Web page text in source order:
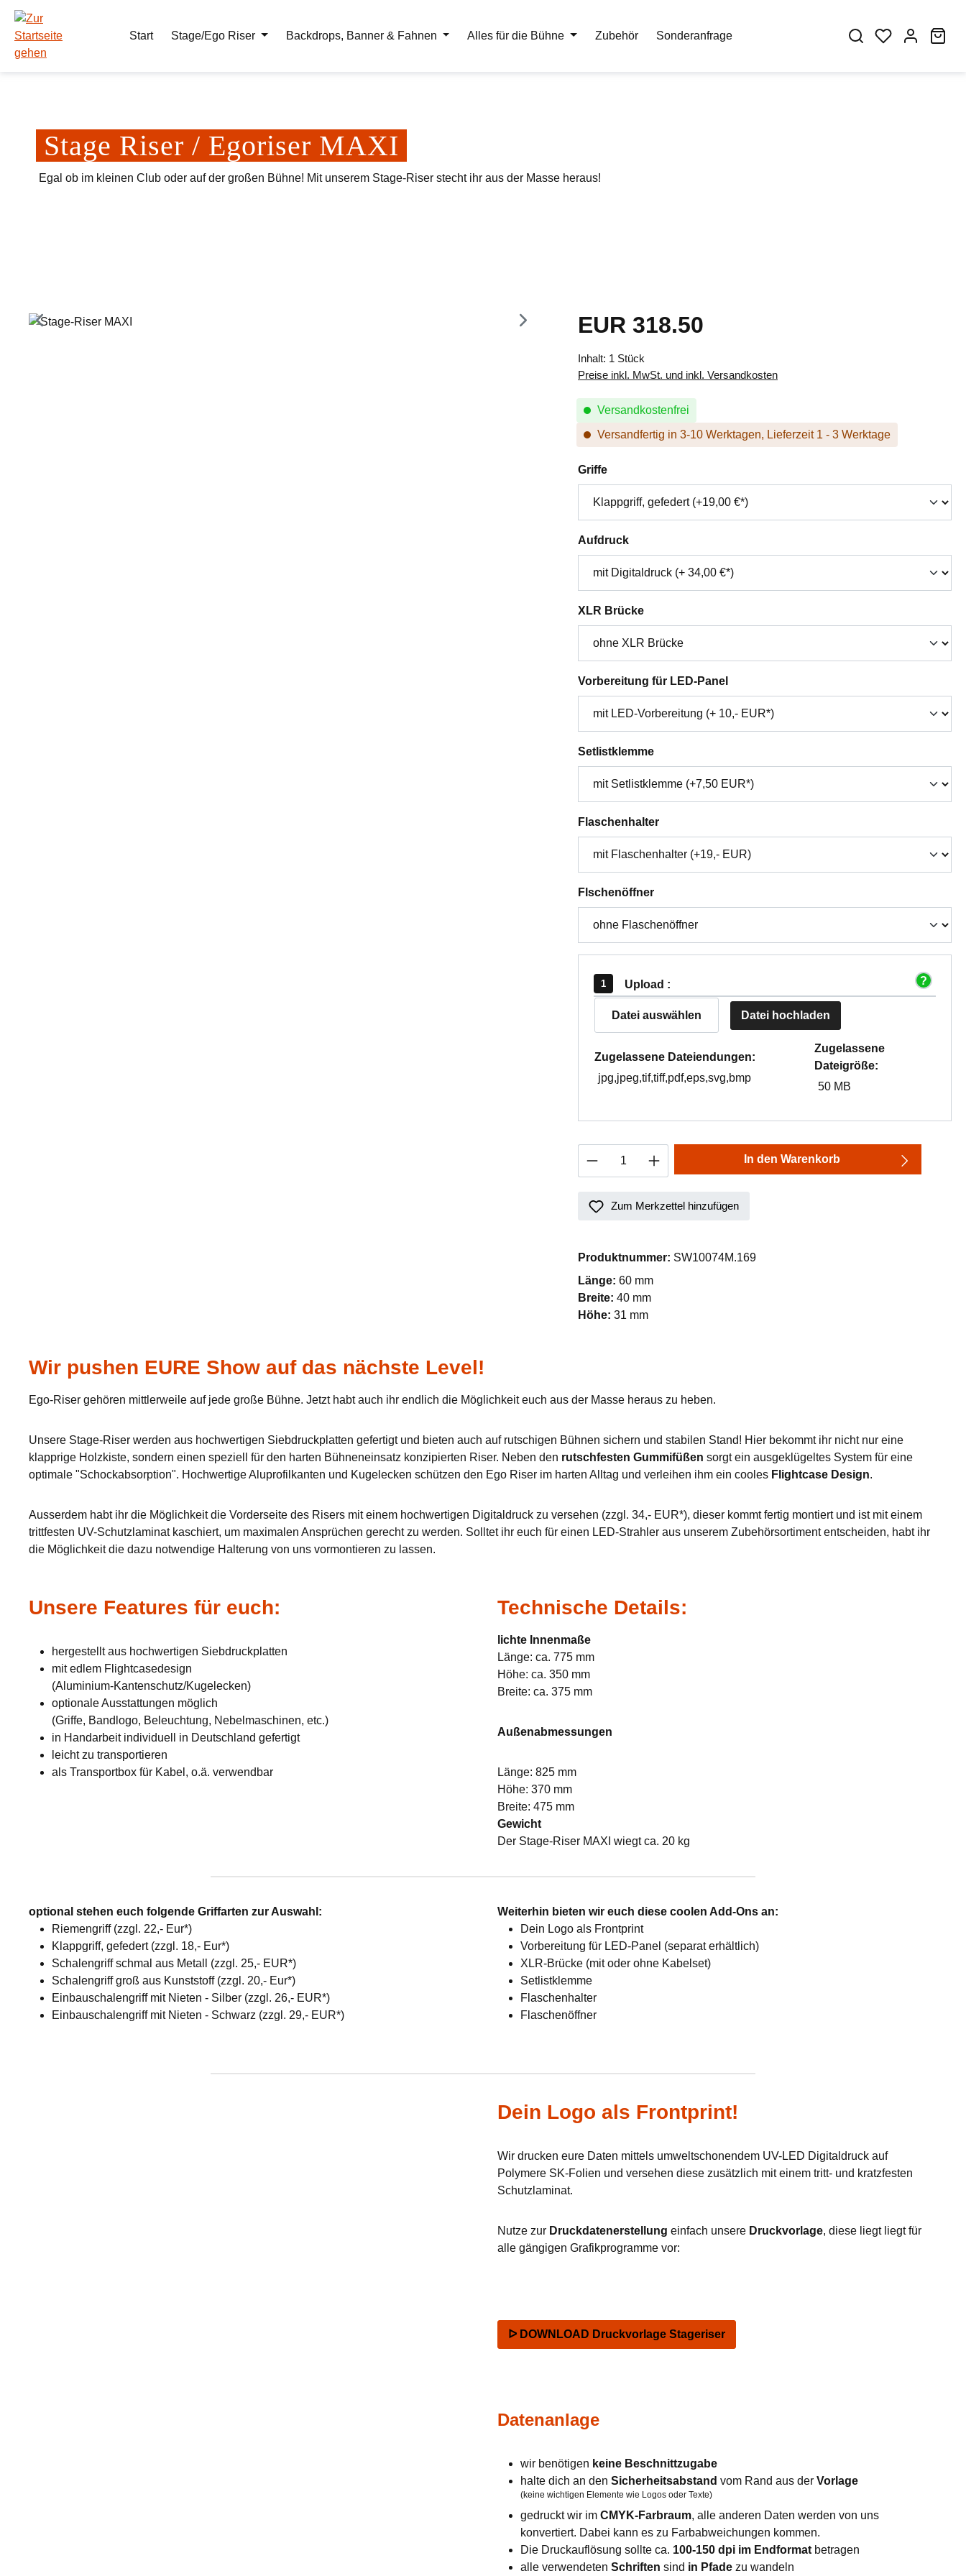
Hauptinhalt springen
Zur Suche springen
Zur Hauptnavigation springen
Start
Stage/Ego Riser Backdrops, Banner & Fahnen Alles für die Bühne Zubehör Sonderanfrage
Stage Riser / Egoriser MAXI
Egal ob im kleinen Club oder auf der großen Bühne! Mit unserem Stage-Riser stecht ihr aus der Masse heraus!
Bildergalerie überspringen Regulärer Preis:
EUR 318.50
Inhalt: 1 Stück
Preise inkl. MwSt. und inkl. Versandkosten
Versandkostenfrei
Versandfertig in 3-10 Werktagen, Lieferzeit 1 - 3 Werktage
Griffeauswählen
Aufdruckauswählen
XLR Brückeauswählen
Vorbereitung für LED-Panelauswählen
Setlistklemmeauswählen
Flaschenhalterauswählen
Flschenöffnerauswählen
Upload :
Datei auswählen Datei hochladen
Zugelassene Dateiendungen:
jpg,jpeg,tif,tiff,pdf,eps,svg,bmp
Zugelassene
Dateigröße:
50 MB
Produkt Anzahl: Gib den gewünschten Wert ein
In den Warenkorb
Zum Merkzettel hinzufügen
Produktnummer: SW10074M.169
Länge: 60 mm
Breite: 40 mm
Höhe: 31 mm
Wir pushen EURE Show auf das nächste Level!
Ego-Riser gehören mittlerweile auf jede große Bühne. Jetzt habt auch ihr endlich die Möglichkeit euch aus der Masse heraus zu heben.
Unsere Stage-Riser werden aus hochwertigen Siebdruckplatten gefertigt und bieten auch auf rutschigen Bühnen sichern und stabilen Stand! Hier bekommt ihr nicht nur eine
klapprige Holzkiste, sondern einen speziell für den harten Bühneneinsatz konzipierten Riser. Neben den rutschfesten Gummifüßen sorgt ein ausgeklügeltes System für eine
optimale "Schockabsorption". Hochwertige Aluprofilkanten und Kugelecken schützen den Ego Riser im harten Alltag und verleihen ihm ein cooles Flightcase Design.
Ausserdem habt ihr die Möglichkeit die Vorderseite des Risers mit einem hochwertigen Digitaldruck zu versehen (zzgl. 34,- EUR*), dieser kommt fertig montiert und ist mit einem
trittfesten UV-Schutzlaminat kaschiert, um maximalen Ansprüchen gerecht zu werden. Solltet ihr euch für einen LED-Strahler aus unserem Zubehörsortiment entscheiden, habt ihr
die Möglichkeit die dazu notwendige Halterung von uns vormontieren zu lassen.
Unsere Features für euch:
hergestellt aus hochwertigen Siebdruckplatten
mit edlem Flightcasedesign
(Aluminium-Kantenschutz/Kugelecken)
optionale Ausstattungen möglich
(Griffe, Bandlogo, Beleuchtung, Nebelmaschinen, etc.)
in Handarbeit individuell in Deutschland gefertigt
leicht zu transportieren
als Transportbox für Kabel, o.ä. verwendbar
Technische Details:
lichte Innenmaße
Länge: ca. 775 mm
Höhe: ca. 350 mm
Breite: ca. 375 mm
Außenabmessungen
Länge: 825 mm
Höhe: 370 mm
Breite: 475 mm
Gewicht
Der Stage-Riser MAXI wiegt ca. 20 kg
optional stehen euch folgende Griffarten zur Auswahl:
Riemengriff (zzgl. 22,- Eur*)
Klappgriff, gefedert (zzgl. 18,- Eur*)
Schalengriff schmal aus Metall (zzgl. 25,- EUR*)
Schalengriff groß aus Kunststoff (zzgl. 20,- Eur*)
Einbauschalengriff mit Nieten - Silber (zzgl. 26,- EUR*)
Einbauschalengriff mit Nieten - Schwarz (zzgl. 29,- EUR*)
Weiterhin bieten wir euch diese coolen Add-Ons an:
Dein Logo als Frontprint
Vorbereitung für LED-Panel (separat erhältlich)
XLR-Brücke (mit oder ohne Kabelset)
Setlistklemme
Flaschenhalter
Flaschenöffner
Dein Logo als Frontprint!
Wir drucken eure Daten mittels umweltschonendem UV-LED Digitaldruck auf
Polymere SK-Folien und versehen diese zusätzlich mit einem tritt- und kratzfesten
Schutzlaminat.
Nutze zur Druckdatenerstellung einfach unsere Druckvorlage, diese liegt liegt für
alle gängigen Grafikprogramme vor:
ᐅ DOWNLOAD Druckvorlage Stageriser
Datenanlage
wir benötigen keine Beschnittzugabe
halte dich an den Sicherheitsabstand vom Rand aus der Vorlage
(keine wichtigen Elemente wie Logos oder Texte)
gedruckt wir im CMYK-Farbraum, alle anderen Daten werden von uns
konvertiert. Dabei kann es zu Farbabweichungen kommen.
Die Druckauflösung sollte ca. 100-150 dpi im Endformat betragen
alle verwendeten Schriften sind in Pfade zu wandeln